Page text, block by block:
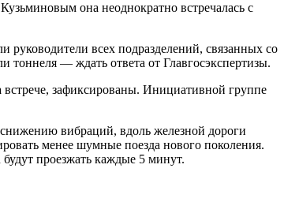
она неоднократно встречалась с
всех подразделений, связанных со
тоннеля — ждать ответа от Главгосэкспертизы.
зафиксированы. Инициативной группе
вибраций, вдоль железной дороги
менее шумные поезда нового поколения.
проезжать каждые 5 минут.